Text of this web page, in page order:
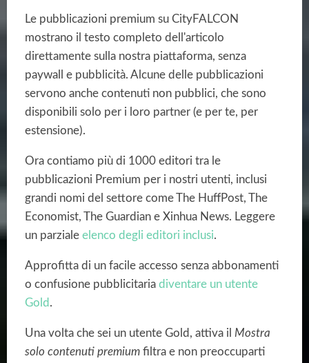
Le pubblicazioni premium su CityFALCON
mostrano il testo completo dell'articolo
direttamente sulla nostra piattaforma, senza
paywall e pubblicità. Alcune delle pubblicazioni
servono anche contenuti non pubblici, che sono
disponibili solo per i loro partner (e per te, per
estensione).
Ora contiamo più di 1000 editori tra le
pubblicazioni Premium per i nostri utenti, inclusi
grandi nomi del settore come The HuffPost, The
Economist, The Guardian e Xinhua News. Leggere
un parziale elenco degli editori inclusi.
Approfitta di un facile accesso senza abbonamenti
o confusione pubblicitaria diventare un utente
Gold .
Una volta che sei un utente Gold, attiva il Mostra
solo contenuti premiumfiltra e non preoccuparti